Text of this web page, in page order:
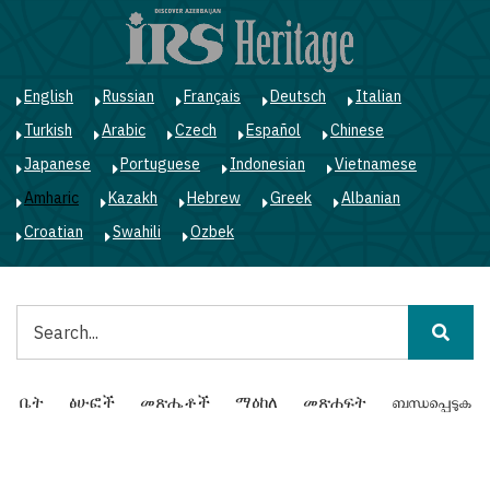
English Russian Français Deutsch
Italian
Turkish
Arabic Czech Español
Chinese
Japanese
Portuguese Indonesian
Vietnamese
Amharic
Kazakh Hebrew Greek
Albanian
Croatian
Swahili Ozbek
Main
navigation
ቤት ፅሁፎች መጽሔቶች ማዕከለ መጽሐፍት ബന്ധപ്പെടുക